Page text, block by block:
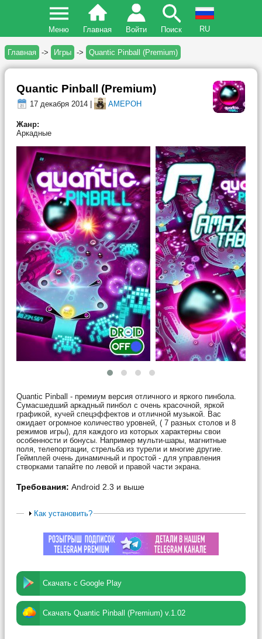
Меню Главная Войти Поиск RU
Главная -> Игры -> Quantic Pinball (Premium)
Quantic Pinball (Premium)
17 декабря 2014 | AMEPOH
Жанр:
Аркадные
Quantic Pinball - премиум версия отличного и яркого пинбола.
Сумасшедший аркадный пинбол с очень красочной, яркой
графикой, кучей спецэффектов и отличной музыкой. Вас
ожидает огромное количество уровней, ( 7 разных столов и 8
режимов игры), для каждого из которых характерны свои
особенности и бонусы. Например мульти-шары, магнитные
поля, телепортации, стрельба из турели и многие другие.
Геймплей очень динамичный и простой - для управления
створками тапайте по левой и правой части экрана.
Требования: Android 2.3 и выше
Как установить?
Скачать с Google Play
Скачать Quantic Pinball (Premium) v.1.02